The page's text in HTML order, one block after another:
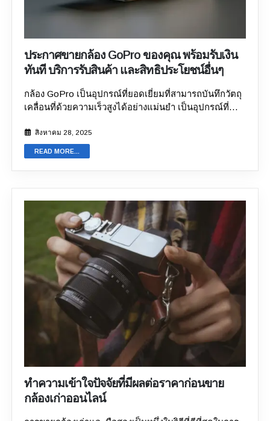
ออนไลน์ แพลตฟอร์มเหล่านี้ใช้งานสะดวกและเข้าใจง่าย
เกี่ยวกับกระบวนการขายของแพลตฟอร์มขายกล้อง และ
ที่น่าเชื่อถือคือกระบวนการขายที่ตรงไปตรงมา ช่วยให้คุณ
สามารถลงประกาศขายกล้องของคุณบนเว็บไซต์ได้ภายใน
ก่อนหน้าและตรวจสอบว่าพวกเขามีตัวตนบนโซเชียลมีเดีย
ที่มีฐานผู้ใช้ที่เชื่อถือได้หรือไม่ ความคิดเห็นเชิงบวกของ
ประเมินราคาที่โปร่งใส ก่อนที่คุณจะนำกล้องมือสองของ
คุณไปขาย ควรตรวจสอบกระบวนการประเมินราคา หลีก
เชื่อถือได้จะถามถึงรายละเอียดสำคัญเกี่ยวกับกล้องของ
คุณ พวกเขาจะถามคุณเกี่ยวกับสภาพ จำนวนอุปกรณ์เสริม
ดั้งเดิม และเลนส์ที่คุณมี ดังนั้น คุณจึงมั่นใจได้ว่าพวกเขา
จะเสนอราคาที่ยุติธรรมให้กับคุณ 4. บริการสนับสนุนลูกค้า
ที่ยอดเยี่ยม ควรเลือกแพลตฟอร์มที่มีเจ้าหน้าที่บริการ
ลูกค้าที่พร้อมให้ความช่วยเหลือ และตรวจสอบให้แน่ใจว่า
พวกเขารับฟังข้อสงสัยและคำถามของคุณ แพลตฟอร์มนี้
จะช่วยคุณแก้ไขปัญหาทางเทคนิคหรือช่วยให้คุณลง
ประกาศขายกล้องของคุณบนเว็บไซต์ได้ ในกรณีที่รุ่นกล้อง
ของคุณไม่รองรับ 5. บริการเสริม คุณจะได้รับบริการเสริม
ต่างๆ เช่น รับสินค้าฟรี ชำระเงินทันที ใบเสร็จรับเงินที่ตรวจ
สอบแล้ว และวิธีการชำระเงินที่หลากหลาย บริการเหล่านี้
ทำให้การขายกล้องเก่าออนไลน์สะดวกยิ่งขึ้นอย่างมาก 6.
ขายกล้องมือสอง
ออนไลน์ยอดนิยมรองรับกล้องหลากหลายยี่ห้อและหลาย
รุ่น ทำให้คุณขายกล้องได้ง่ายขึ้น...
ประกาศขายกล้อง GoPro ของคุณ พร้อมรับเงิน
ทันที บริการรับสินค้า และสิทธิประโยชน์อื่นๆ
กล้อง GoPro เป็นอุปกรณ์ที่ยอดเยี่ยมที่สามารถบันทึกวัตถุ
เคลื่อนที่ด้วยความเร็วสูงได้อย่างแม่นยำ เป็นอุปกรณ์ที่
เหล่าครีเอเตอร์และผู้ที่ชื่นชอบกีฬาผจญภัย ในปัจจุบัน
ความต้องการกล้อง GoPro เพิ่มขึ้นอย่างมาก และยังเปิด
ตลาดใหม่สำหรับกล้องทั้งรุ่นเก่าและมือสอง คุณยังสามารถ
ใช้ประโยชน์จากความต้องการที่เพิ่มขึ้นนี้ได้ด้วยการ
ประกาศขายกล้อง GoPro ของคุณ แพลตฟอร์มขายกล้อง
ออนไลน์จึงเป็นตัวเลือกที่เหมาะสมที่สุด เว็บไซต์ขายกล้อง
ออนไลน์ช่วยให้คุณลงประกาศขายกล้องได้ภายในไม่กี่
นาที ช่วยให้คุณไม่ต้องเสียเวลารอนานในการค้นหาผู้ซื้อที่
เหมาะสม นอกจากนี้ แพลตฟอร์มขายกล้องมือสองอย่าง
Sell Your Gadget จะช่วยให้คุณได้ราคาที่ยุติธรรมสำหรับ
กล้อง GoPro ของคุณ การขายกล้องเก่าออนไลน์จะมอบ
ประโยชน์มากมายให้คุณ และในบล็อกนี้ เราจะมาพูดถึง
ประโยชน์ทั้งหมดนี้โดยละเอียด ประโยชน์ของการขาย
กล้องเก่าและ GoPro ทางออนไลน์ เมื่อพูดถึงการขายกล้อง
เก่า แพลตฟอร์มออนไลน์เป็นตัวเลือกที่สะดวกสบายอย่าง
ยิ่ง นอกจากนี้ยังช่วยให้คุณขายกล้องได้หลากหลายรุ่น รวม
ถึง DSLR และกล้องแอคชั่นแคมอย่าง GoPro มาดูกันว่า
ร้านขายกล้องออนไลน์ทำให้การขายกล้องเก่าเป็นเรื่องง่าย
การขายกล้องเก่าแบบออฟไลน์คือคุณไม่มีหลักฐานการซื้อ
ขายที่ถูกต้อง ไม่ว่าจะเป็นจำนวนเงินที่ตกลงกันไว้หรือ
สิงหาคม 28, 2025
READ MORE...
ทำความเข้าใจปัจจัยที่มีผลต่อราคาก่อนขาย
กล้องเก่าออนไลน์